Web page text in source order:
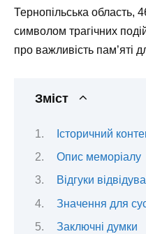
Тернопільська область,
символом трагічних
про важливість пам’яті
Зміст
Історичний
Опис меморіалу
Відгуки
Значення для
Заключні думки